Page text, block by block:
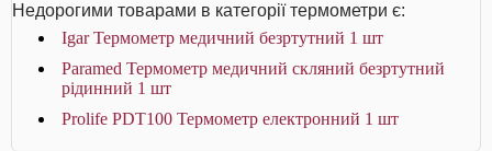
Недорогими товарами в категорії термометри є:
Igar Термометр медичний безртутний 1 шт
Paramed Термометр медичний скляний безртутний
рідинний 1 шт
Prolife PDT100 Термометр електронний 1 шт